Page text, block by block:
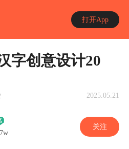
打开App
字创意设计20
2025.05.21
关注